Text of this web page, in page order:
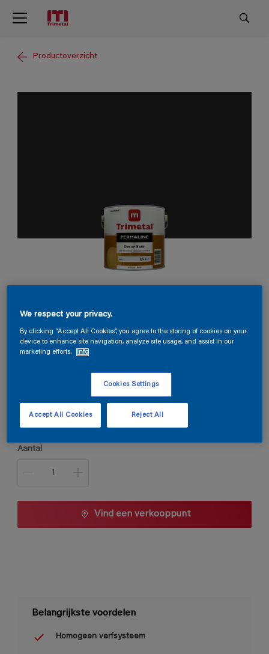
Productoverzicht
Permaline Decor Satin
ON.00.04
Verpakkingsgrootte
1 L
Aantal
Vind een verkooppunt
Belangrijkste voordelen
Homogeen verfsysteem
We respect your privacy.
By clicking “Accept All Cookies”, you agree to the storing of cookies on your
device to enhance site navigation, analyze site usage, and assist in our
marketing efforts.
Info
Cookies Settings
Reject All
Accept All Cookies